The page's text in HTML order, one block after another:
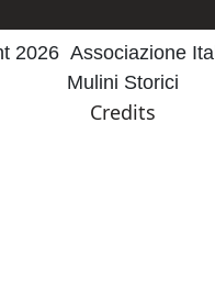
2026 Associazione
Mulini Storici
Credits